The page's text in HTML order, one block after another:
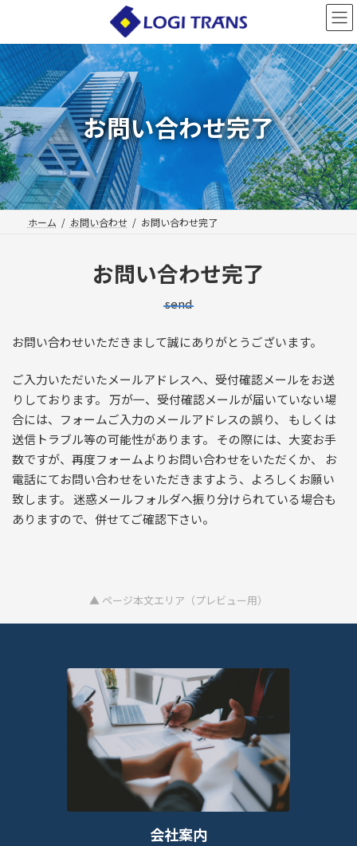
テ
ン
ツ
へ
ス
キ
ッ
プ
ゲ
ー
シ
ョ
ン
に
移
動
お問い合わせ完了
ホーム お問い合わせ お問い合わせ完了
お問い合わせ完了
send
お問い合わせいただきまして誠にありがとうございます。
ご入力いただいたメールアドレスへ、受付確認メールをお送
りしております。 万が一、受付確認メールが届いていない場
合には、フォームご入力のメールアドレスの誤り、 もしくは
送信トラブル等の可能性があります。 その際には、大変お手
数ですが、再度フォームよりお問い合わせをいただくか、 お
電話にてお問い合わせをいただきますよう、よろしくお願い
致します。 迷惑メールフォルダへ振り分けられている場合も
ありますので、併せてご確認下さい。
▲ ページ本文エリア（プレビュー用）
会社案内